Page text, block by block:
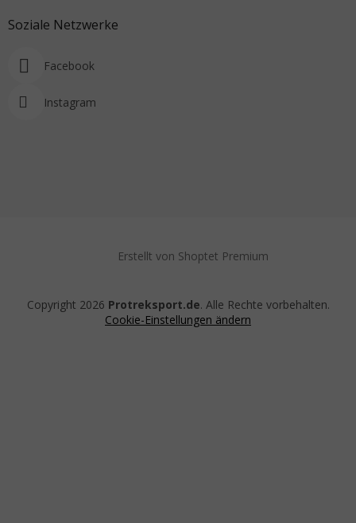
Soziale Netzwerke
Facebook
Instagram
Erstellt von Shoptet Premium
Copyright 2026 Protreksport.de. Alle Rechte vorbehalten.
Cookie-Einstellungen ändern